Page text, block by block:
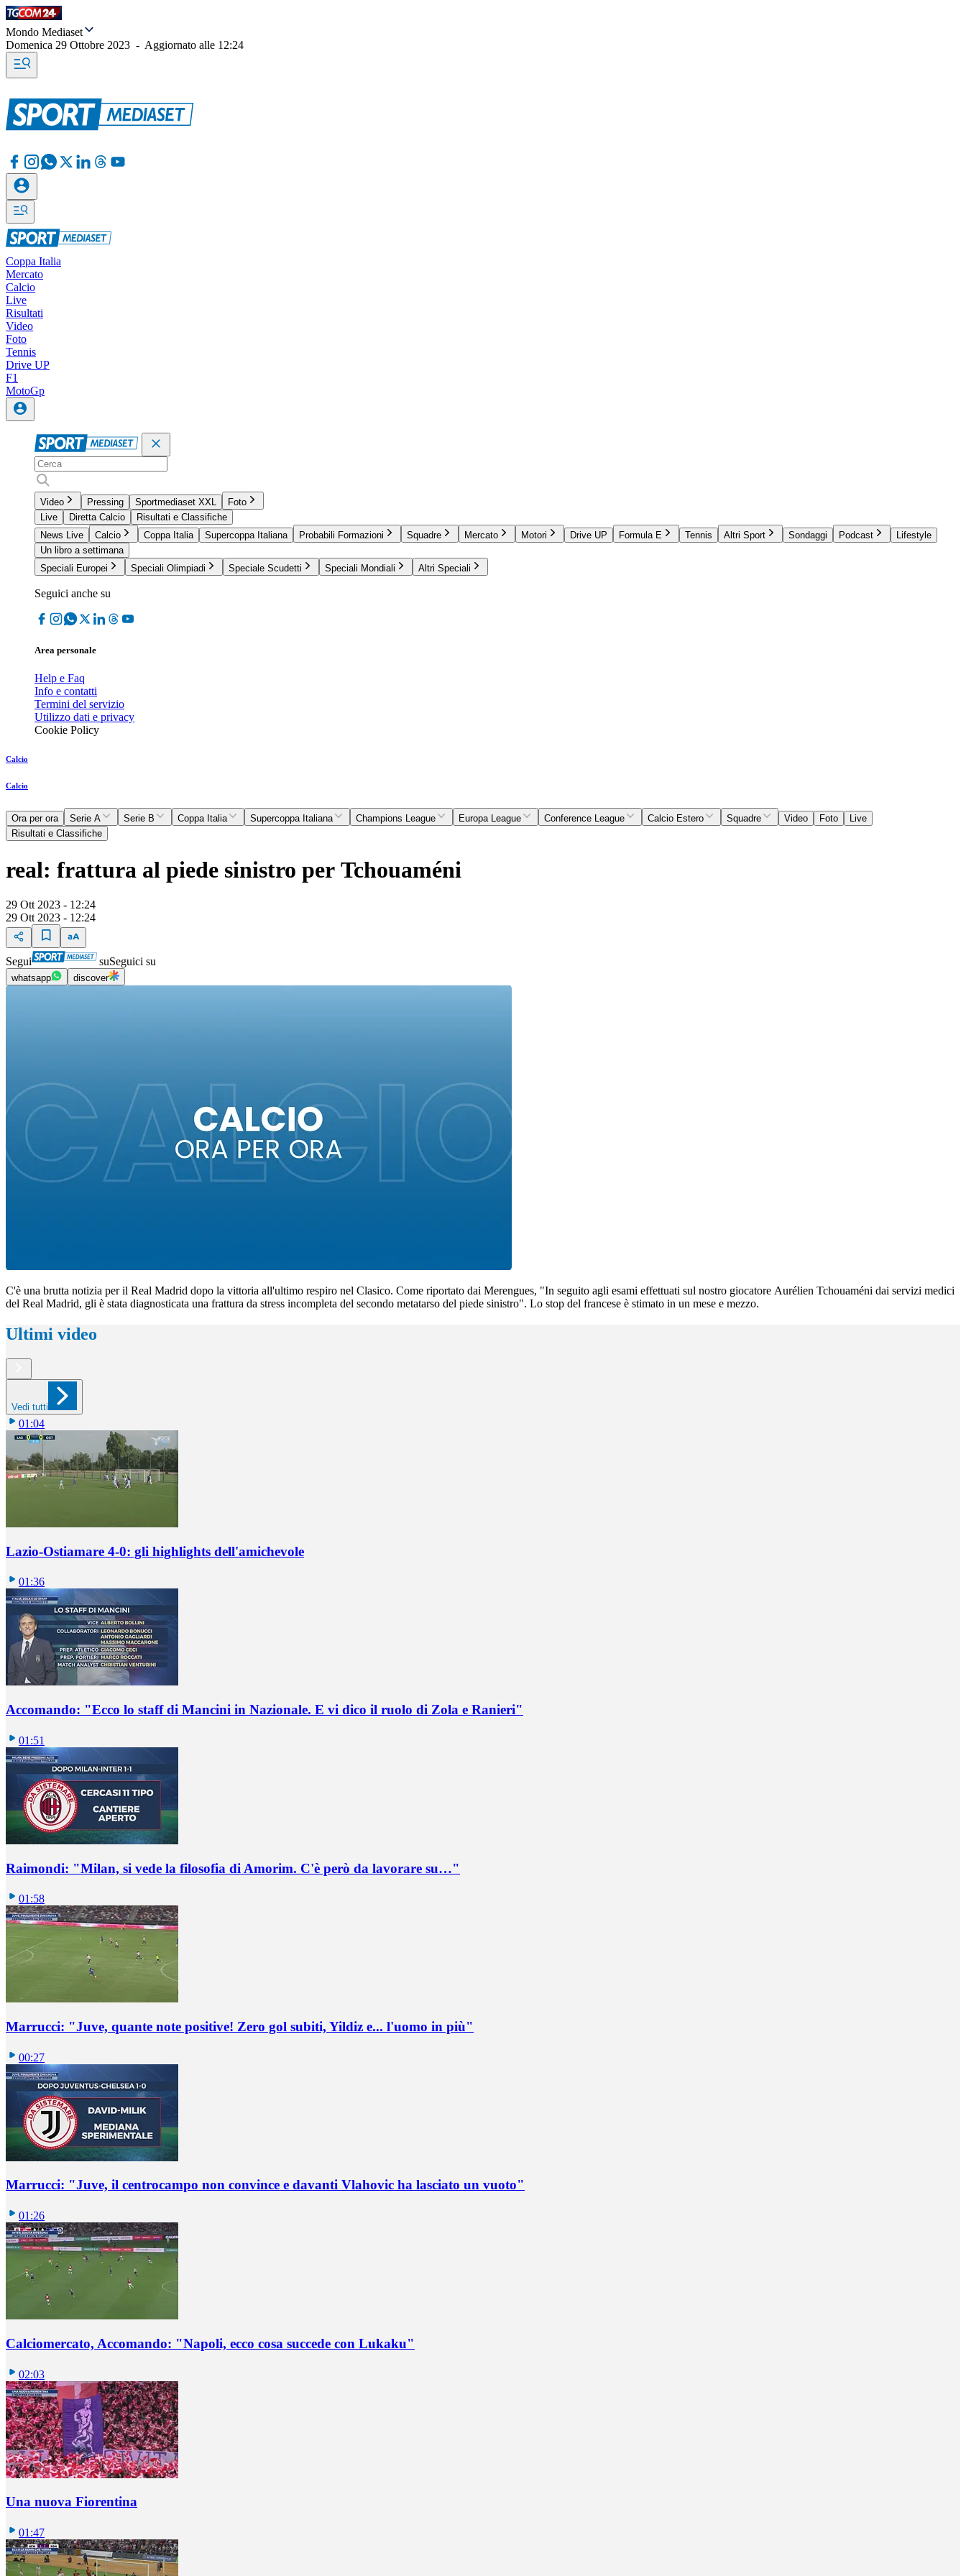
Mondo Mediaset
Domenica 29 Ottobre 2023 - Aggiornato alle 12:24
Coppa Italia
Mercato
Calcio
Live
Risultati
Video
Foto
Tennis
Drive UP
F1
MotoGp
Video Pressing Sportmediaset XXL
Foto
Live
Diretta Calcio
Risultati e Classifiche
News Live
Calcio Coppa Italia Supercoppa Italiana Probabili Formazioni Squadre Mercato Motori Drive UP Formula E Tennis Altri Sport Sondaggi Podcast
Lifestyle
Un libro a settimana
Speciali Europei
Speciali Olimpiadi Speciale Scudetti Speciali Mondiali Altri Speciali
Seguici anche su
Area personale
Help e Faq
Info e contatti
Termini del servizio
Utilizzo dati e privacy
Cookie Policy
Calcio
Calcio
Ora per ora Serie A Serie B Coppa Italia Supercoppa Italiana Champions League Europa League Conference League Calcio Estero Squadre Video Foto
Live
Risultati e Classifiche
real: frattura al piede sinistro per Tchouaméni
29 Ott 2023 - 12:24
29 Ott 2023 - 12:24
Segui suSeguici su
whatsapp discover
C'è una brutta notizia per il Real Madrid dopo la vittoria all'ultimo respiro nel Clasico. Come riportato dai Merengues, "In seguito agli esami effettuati sul nostro giocatore Aurélien Tchouaméni dai servizi medici
del Real Madrid, gli è stata diagnosticata una frattura da stress incompleta del secondo metatarso del piede sinistro". Lo stop del francese è stimato in un mese e mezzo.
Ultimi video
Vedi tutti
01:04
Lazio-Ostiamare 4-0: gli highlights dell'amichevole
01:36
Accomando: "Ecco lo staff di Mancini in Nazionale. E vi dico il ruolo di Zola e Ranieri"
01:51
Raimondi: "Milan, si vede la filosofia di Amorim. C'è però da lavorare su…"
01:58
Marrucci: "Juve, quante note positive! Zero gol subiti, Yildiz e... l'uomo in più"
00:27
Marrucci: "Juve, il centrocampo non convince e davanti Vlahovic ha lasciato un vuoto"
01:26
Calciomercato, Accomando: "Napoli, ecco cosa succede con Lukaku"
02:03
Una nuova Fiorentina
01:47